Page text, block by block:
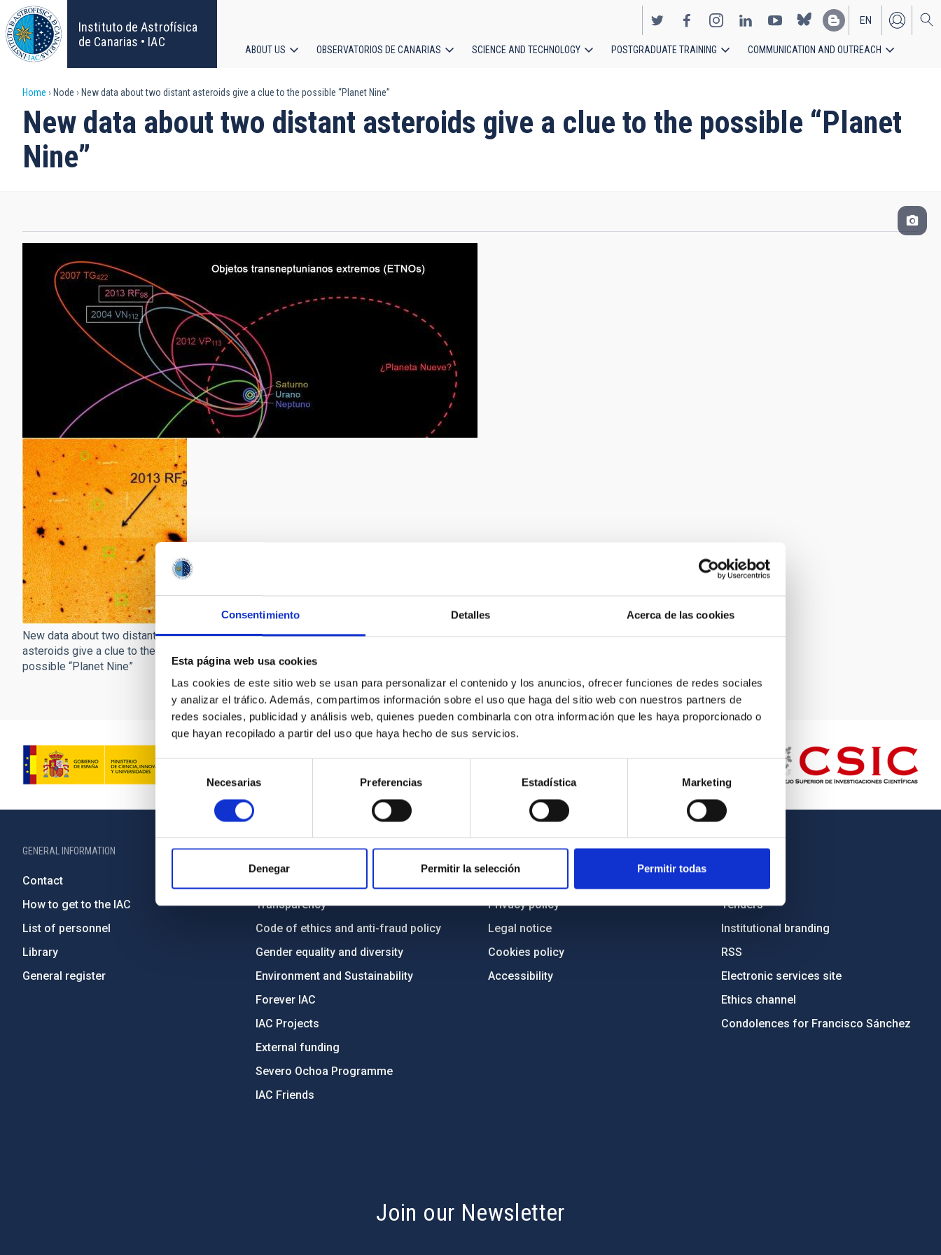
Consentimiento Detalles Acerca de las cookies
Esta página web usa cookies
Las cookies de este sitio web se usan para personalizar el contenido y los anuncios, ofrecer funciones de redes sociales
y analizar el tráfico. Además, compartimos información sobre el uso que haga del sitio web con nuestros partners de
redes sociales, publicidad y análisis web, quienes pueden combinarla con otra información que les haya proporcionado o
que hayan recopilado a partir del uso que haya hecho de sus servicios.
Selección
de
consentimiento
Necesarias Preferencias Estadística Marketing
Denegar Permitir la selección Permitir todas
Skip
to
main
content
Instituto de Astrofísica
de Canarias • IAC
EN
ES
navigation
ABOUT US OBSERVATORIOS DE CANARIAS SCIENCE AND TECHNOLOGY POSTGRADUATE TRAINING COMMUNICATION AND OUTREACH
Breadcrumb
Home Node New data about two distant asteroids give a clue to the possible “Planet Nine”
New data about two distant asteroids give a clue to the possible “Planet
Nine”
New data about two distant
asteroids give a clue to the
possible “Planet Nine”
GENERAL INFORMATION
Contact
How to get to the IAC
List of personnel
Library
General register
ABOUT THE IAC
Transparency
Code of ethics and anti-fraud policy
Gender equality and diversity
Environment and Sustainability
Forever IAC
IAC Projects
External funding
Severo Ochoa Programme
IAC Friends
IAC PORTAL
Privacy policy
Legal notice
Cookies policy
Accessibility
OTHER LINKS
Tenders
Institutional branding
RSS
Electronic services site
Ethics channel
Condolences for Francisco Sánchez
Join our Newsletter